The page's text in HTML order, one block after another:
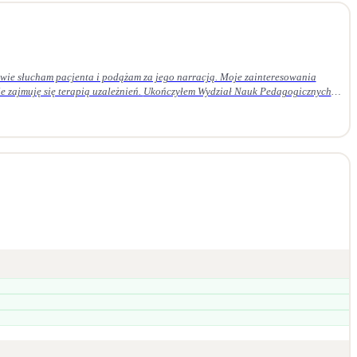
słucham pacjenta i podążam za jego narracją. Moje zainteresowania
Wydział Nauk Pedagogicznych
szkolenie z psychoterapii psychodynamicznej w Krakowskim
superwizji u certyfikowanego superwizora.